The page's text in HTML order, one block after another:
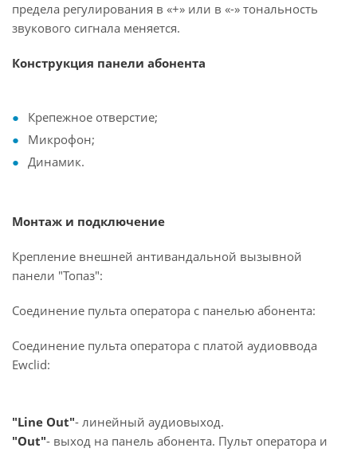
предела регулирования в «+» или в «-» тональность
звукового сигнала меняется.
Конструкция панели абонента
Крепежное отверстие;
Микрофон;
Динамик.
Монтаж и подключение
Крепление внешней антивандальной вызывной
панели "Топаз":
Соединение пульта оператора с панелью абонента:
Соединение пульта оператора с платой аудиоввода
Ewclid:
"Line Out"- линейный аудиовыход.
"Out"- выход на панель абонента. Пульт оператора и